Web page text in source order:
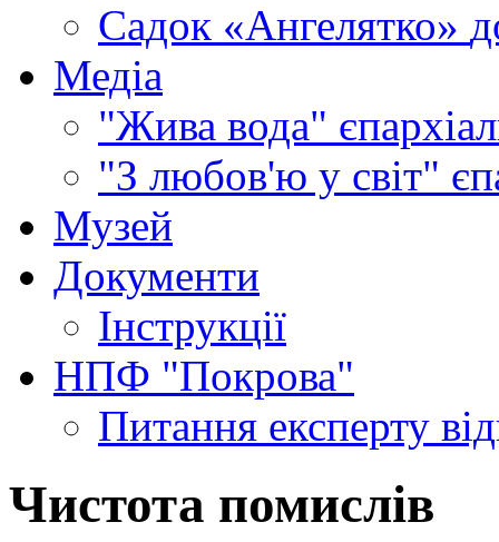
Садок «Ангелятко»
Медіа
"Жива вода"
"З любов'ю у світ"
Музей
Документи
Інструкції
НПФ "Покрова"
Питання експерту
Чистота помислів